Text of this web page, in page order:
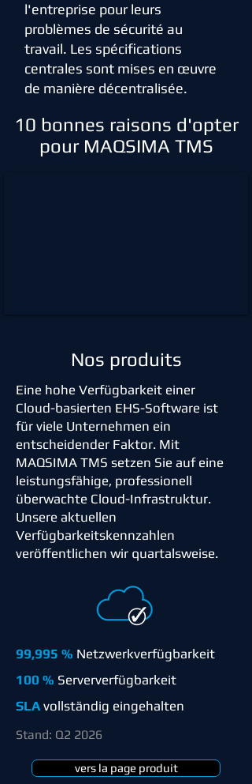
l'entreprise pour leurs
problèmes de sécurité au
travail. Les spécifications
centrales sont mises en œuvre
de manière décentralisée.
10 bonnes raisons d'opter
pour MAQSIMA TMS
Nos produits
Eine hohe Verfügbarkeit einer
Cloud-basierten EHS-Software ist
für viele Unternehmen ein
entscheidender Faktor. Mit
MAQSIMA TMS setzen Sie auf eine
leistungsfähige, professionell
überwachte Cloud-Infrastruktur.
Unsere aktuellen
Verfügbarkeitskennzahlen
veröffentlichen wir quartalsweise.
99,995 % Netzwerkverfügbarkeit
100 % Serververfügbarkeit
SLAvollständig eingehalten
Stand: Q2 2026
vers la page produit